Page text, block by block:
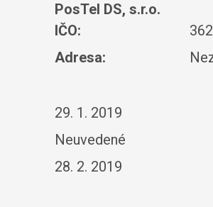
PosTel DS, s.r.o.
IČO:
Adresa:
29. 1. 2019
Neuvedené
28. 2. 2019